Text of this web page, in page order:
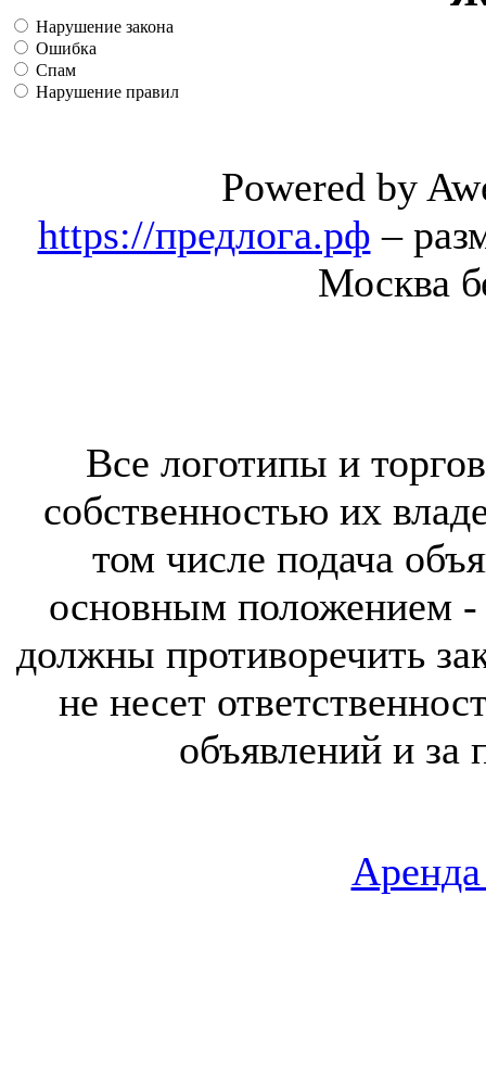
Нарушение закона
Ошибка
Спам
Нарушение правил
Powered by
https://предлога.рф –
Москва
Все логотипы и
собственностью их
том числе подача
основным положением -
должны противоречить
не несет
объявлений и за